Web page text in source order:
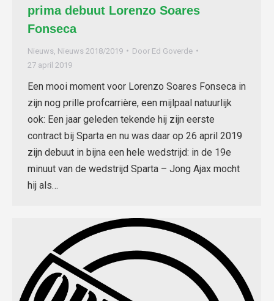
prima debuut Lorenzo Soares
Fonseca
Nieuws Nieuws 2018/2019 Door Ed Goverde
27 april 2019
Een mooi moment voor Lorenzo Soares Fonseca in
zijn nog prille profcarrière, een mijlpaal natuurlijk
ook: Een jaar geleden tekende hij zijn eerste
contract bij Sparta en nu was daar op 26 april 2019
zijn debuut in bijna een hele wedstrijd: in de 19e
minuut van de wedstrijd Sparta – Jong Ajax mocht
hij als…